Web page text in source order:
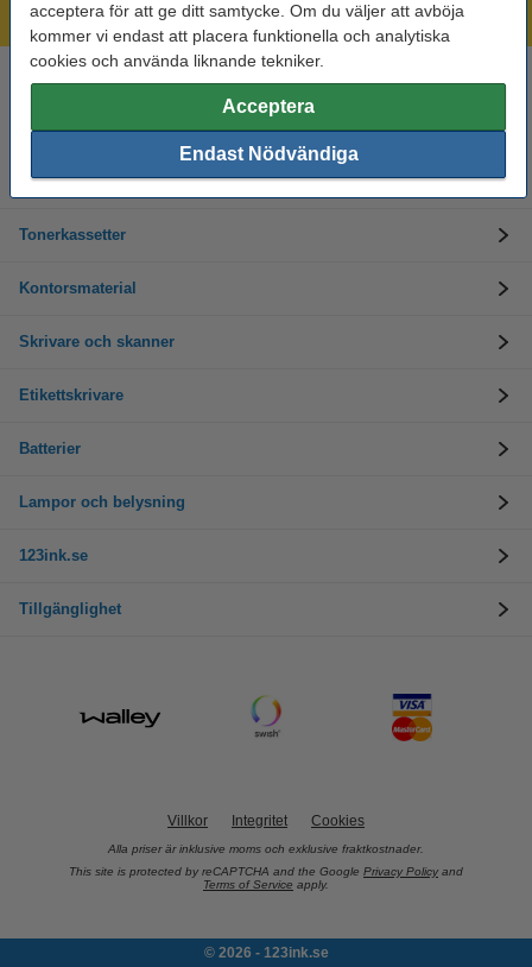
acceptera för att ge ditt samtycke. Om du väljer att avböja
kommer vi endast att placera funktionella och analytiska
cookies och använda liknande tekniker.
Acceptera
Endast Nödvändiga
Alltid låga priser!
Helgfria vardagar från kl. 9:00 till 16:00
Bläckpatroner
Tonerkassetter
Kontorsmaterial
Skrivare och skanner
Etikettskrivare
Batterier
Lampor och belysning
123ink.se
Tillgänglighet
Villkor Integritet Cookies
Alla priser är inklusive moms och exklusive fraktkostnader.
This site is protected by reCAPTCHA and the Google Privacy Policy and
Terms of Service apply.
© 2026 - 123ink.se